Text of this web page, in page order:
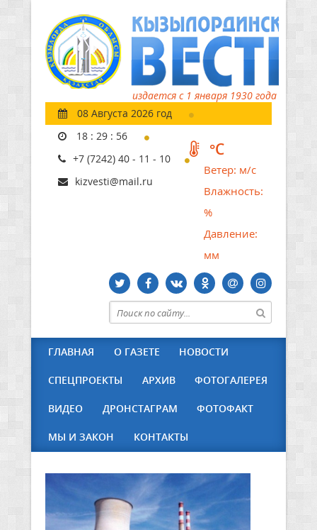
издается с 1 января 1930 года
08 Августа 2026 год
18 : 29 : 57
+7 (7242) 40 - 11 - 10
kizvesti@mail.ru
°C
Ветер: м/с
Влажность:
%
Давление:
мм
ГЛАВНАЯ О ГАЗЕТЕ НОВОСТИ
СПЕЦПРОЕКТЫ АРХИВ ФОТОГАЛЕРЕЯ
ВИДЕО ДРОНСТАГРАМ ФОТОФАКТ
МЫ И ЗАКОН КОНТАКТЫ